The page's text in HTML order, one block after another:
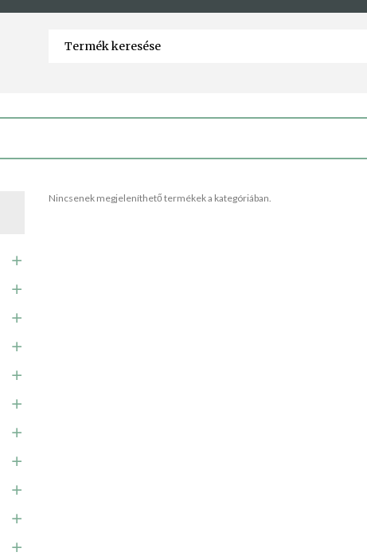
Nincsenek megjeleníthető termékek a kategóriában.